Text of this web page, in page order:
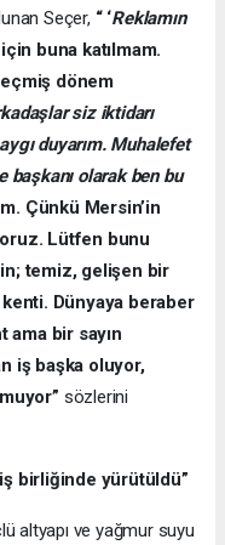
Seçer, “ ‘Reklamın
buna katılmam.
dönem
siz iktidarı
duyarım. Muhalefet
olarak ben bu
Çünkü Mersin’in
Lütfen bunu
temiz, gelişen bir
Dünyaya beraber
ama bir sayın
iş başka oluyor,
sözlerini
birliğinde yürütüldü”
altyapı ve yağmur suyu